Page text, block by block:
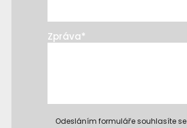
Zpráva*
Odesláním formuláře souhlasíte se